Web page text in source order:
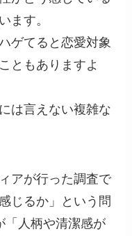
ます。
ゲてると恋愛対象
ともありますよ
は言えない複雑な
アが行った調査で
じるか」という問
「人柄や清潔感が